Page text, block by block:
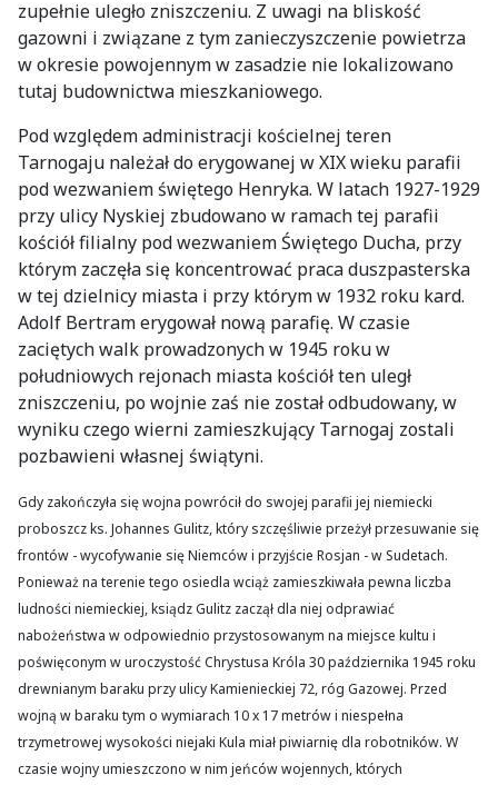
zupełnie uległo zniszczeniu. Z uwagi na bliskość
gazowni i związane z tym zanieczyszczenie powietrza
w okresie powojennym w zasadzie nie lokalizowano
tutaj budownictwa mieszkaniowego.
Pod względem administracji kościelnej teren
Tarnogaju należał do erygowanej w XIX wieku parafii
pod wezwaniem świętego Henryka. W latach 1927-1929
przy ulicy Nyskiej zbudowano w ramach tej parafii
kościół filialny pod wezwaniem Świętego Ducha, przy
którym zaczęła się koncentrować praca duszpasterska
w tej dzielnicy miasta i przy którym w 1932 roku kard.
Adolf Bertram erygował nową parafię. W czasie
zaciętych walk prowadzonych w 1945 roku w
południowych rejonach miasta kościół ten uległ
zniszczeniu, po wojnie zaś nie został odbudowany, w
wyniku czego wierni zamieszkujący Tarnogaj zostali
pozbawieni własnej świątyni.
Gdy zakończyła się wojna powrócił do swojej parafii jej niemiecki
proboszcz ks. Johannes Gulitz, który szczęśliwie przeżył przesuwanie się
frontów - wycofywanie się Niemców i przyjście Rosjan - w Sudetach.
Ponieważ na terenie tego osiedla wciąż zamieszkiwała pewna liczba
ludności niemieckiej, ksiądz Gulitz zaczął dla niej odprawiać
nabożeństwa w odpowiednio przystosowanym na miejsce kultu i
poświęconym w uroczystość Chrystusa Króla 30 października 1945 roku
drewnianym baraku przy ulicy Kamienieckiej 72, róg Gazowej. Przed
wojną w baraku tym o wymiarach 10 x 17 metrów i niespełna
trzymetrowej wysokości niejaki Kula miał piwiarnię dla robotników. W
czasie wojny umieszczono w nim jeńców wojennych, których